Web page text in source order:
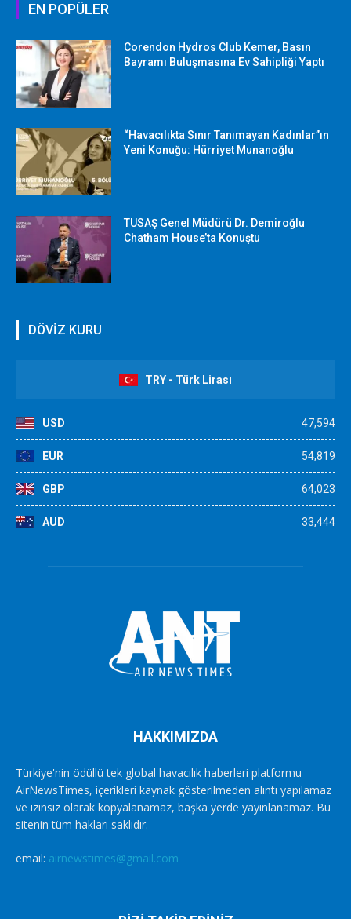
EN POPÜLER
Corendon Hydros Club Kemer, Basın
Bayramı Buluşmasına Ev Sahipliği Yaptı
“Havacılıkta Sınır Tanımayan Kadınlar”ın
Yeni Konuğu: Hürriyet Munanoğlu
TUSAŞ Genel Müdürü Dr. Demiroğlu
Chatham House’ta Konuştu
DÖVİZ KURU
TRY - Türk Lirası
USD 47,594
EUR 54,819
GBP 64,023
AUD 33,444
HAKKIMIZDA
Türkiye'nin ödüllü tek global havacılık haberleri platformu
AirNewsTimes, içerikleri kaynak gösterilmeden alıntı yapılamaz
ve izinsiz olarak kopyalanamaz, başka yerde yayınlanamaz. Bu
sitenin tüm hakları saklıdır.
email: airnewstimes@gmail.com